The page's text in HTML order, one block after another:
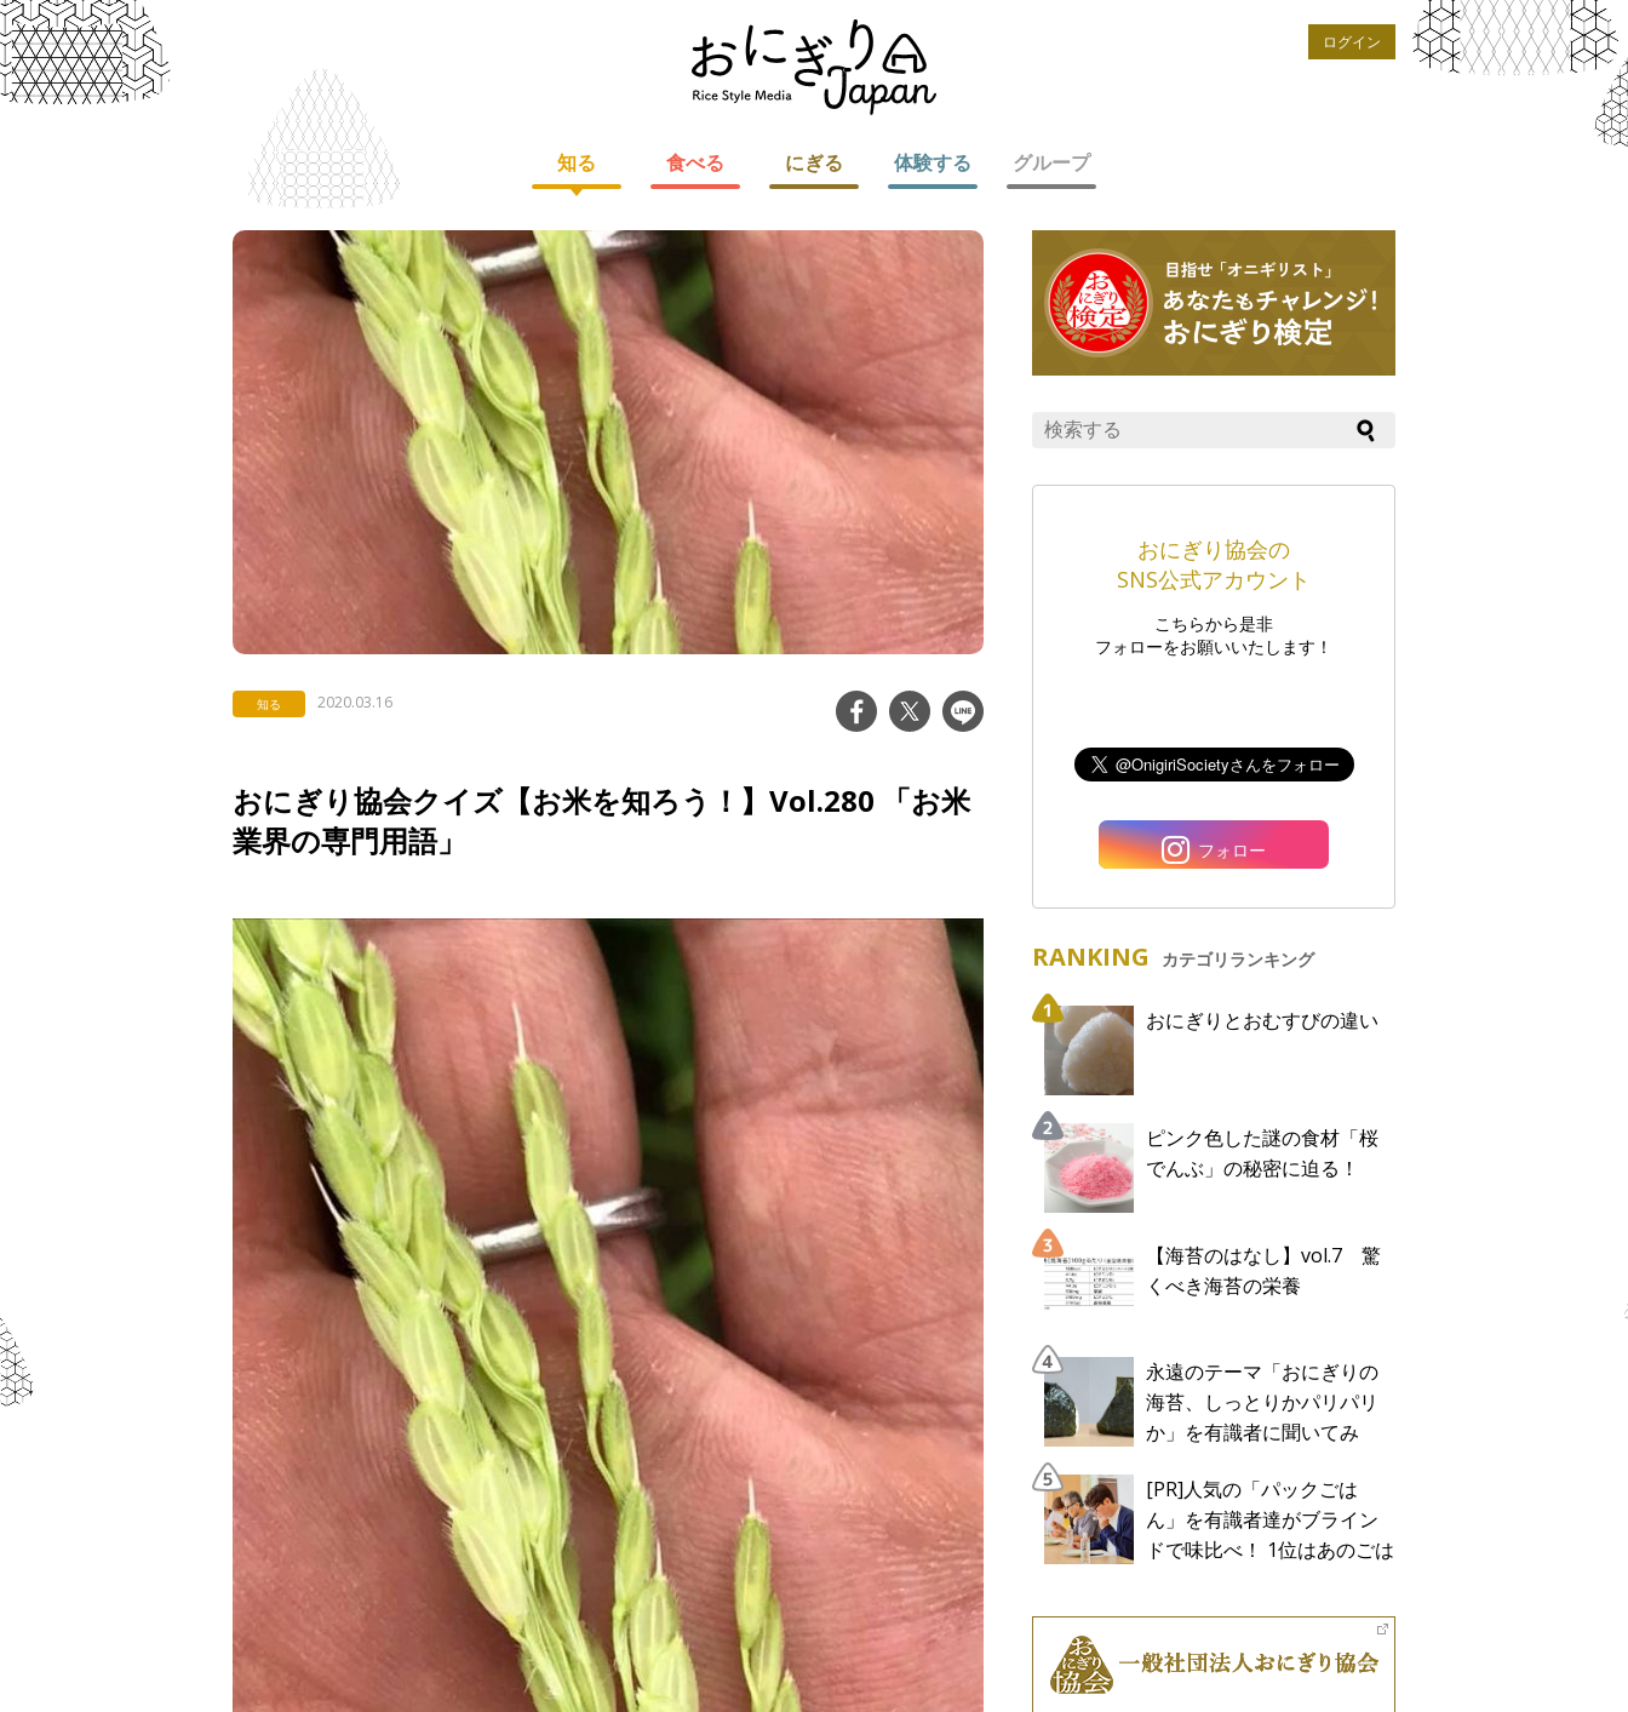
ログイン
知る 食べる にぎる 体験する グループ
知る 2020.03.16
おにぎり協会クイズ【お米を知ろう！】Vol.280 「お米
業界の専門用語」
おにぎり協会の
SNS公式アカウント
こちらから是非
フォローをお願いいたします！
フォロー
RANKING カテゴリランキング
おにぎりとおむすびの違い
ピンク色した謎の食材「桜
でんぶ」の秘密に迫る！
【海苔のはなし】vol.7 驚
くべき海苔の栄養
永遠のテーマ「おにぎりの
海苔、しっとりかパリパリ
か」を有識者に聞いてみ
[PR]人気の「パックごは
ん」を有識者達がブライン
ドで味比べ！ 1位はあのごは
マーク